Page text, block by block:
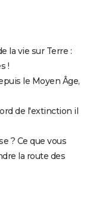
la vie sur Terre :
!
le Moyen Âge,
de l'extinction il
? Ce que vous
la route des